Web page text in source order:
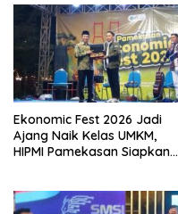
Ekonomic Fest 2026 Jadi
Ajang Naik Kelas UMKM,
HIPMI Pamekasan Siapkan